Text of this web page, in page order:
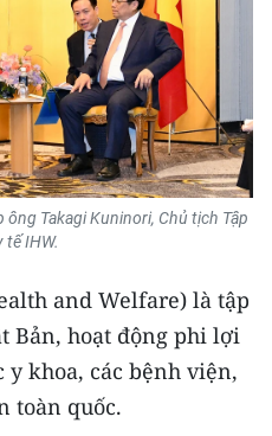
Takagi Kuninori, Chủ tịch Tập
tế IHW.
and Welfare) là tập
Bản, hoạt động phi lợi
y khoa, các bệnh viện,
toàn quốc.